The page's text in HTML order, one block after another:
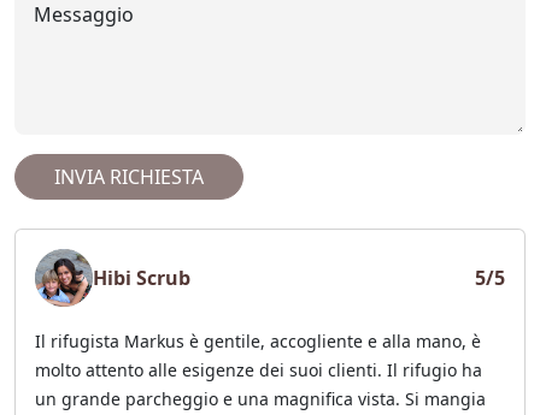
Messaggio
INVIA RICHIESTA
Hibi Scrub 5/5
Il rifugista Markus è gentile, accogliente e alla mano, è
molto attento alle esigenze dei suoi clienti. Il rifugio ha
un grande parcheggio e una magnifica vista. Si mangia